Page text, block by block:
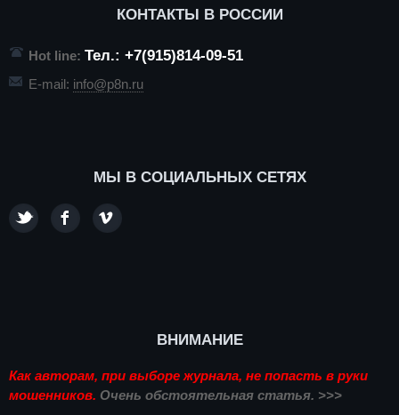
КОНТАКТЫ В РОССИИ
Hot line: Тел.: +7(915)814-09-51
E-mail: info@p8n.ru
МЫ В СОЦИАЛЬНЫХ СЕТЯХ
ВНИМАНИЕ
Как авторам, при выборе журнала, не попасть в руки
мошенников. Очень обстоятельная статья. >>>